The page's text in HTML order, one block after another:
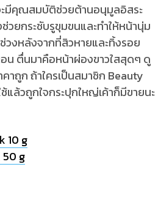
มีคุณสมบัติช่วยต้านอนุมูลอิสระ
ยกระชับรูขุมขนและทำให้หน้านุ่ม
วงหลังจากที่สิวหายและทิ้งรอย
อน ตื่นมาคือหน้าผ่องขาวใสสุดๆ ดู
าถูก ถ้าใครเป็นสมาชิก Beauty
แล้วถูกใจกระปุกใหญ่เค้าก็มีขายนะ
10 g
50 g